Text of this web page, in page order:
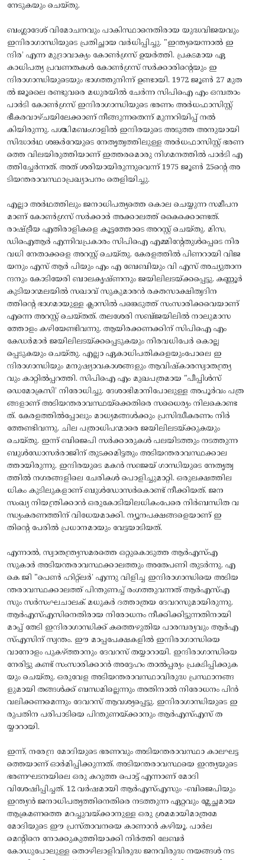
നേടുകയും ചെയ്തു.
ബംഗ്ലാദേശ് വിമോചനവും പാകിസ്ഥാനെതിരായ യുദ്ധവിജയവും
ഇന്ദിരാഗാന്ധിയുടെ പ്രതിച്ഛായ വർധിപ്പിച്ചു. "ഇന്ത്യയെന്നാൽ ഇ
ന്ദിര’ എന്ന മുദ്രാവാക്യം കോൺഗ്രസ് ഉയർത്തി. പ്രകടമായ ഏ
കാധിപത്യ പ്രവണതകൾ കോൺഗ്രസ് സർക്കാരിന്റെയും ഇ
ന്ദിരാഗാന്ധിയുടെയും ഭാഗത്തുനിന്ന്‌ ഉണ്ടായി. 1972 ജൂൺ 27 മുത
ൽ ജൂലൈ രണ്ടുവരെ മധുരയിൽ ചേർന്ന സിപിഐ എം ഒമ്പതാം
പാർടി കോൺഗ്രസ് ഇന്ദിരാഗാന്ധിയുടെ ഭരണം അർധഫാസിസ്റ്റ്
ഭീകരവാഴ്ചയിലേക്കാണ് നീങ്ങുന്നതെന്ന് മുന്നറിയിപ്പ് നൽ
കിയിരുന്നു. പശ്ചിമബംഗാളിൽ ഇന്ദിരയുടെ അടുത്ത അനുയായി
സിദ്ധാർഥ ശങ്കർറേയുടെ നേതൃത്വത്തിലുള്ള അർധഫാസിസ്റ്റ് ഭരണ
ത്തെ വിലയിരുത്തിയാണ് ഇത്തരമൊരു നിഗമനത്തിൽ പാർടി എ
ത്തിച്ചേർന്നത്. അത്‌ ശരിയായിരുന്നുവെന്ന് 1975 ജൂൺ 25ന്റെ അ
ടിയന്തരാവസ്ഥാപ്രഖ്യാപനം തെളിയിച്ചു.
എല്ലാ അർഥത്തിലും ജനാധിപത്യത്തെ കൊല ചെയ്യുന്ന സമീപന
മാണ് കോൺഗ്രസ് സർക്കാർ അക്കാലത്ത് കൈക്കൊണ്ടത്.
രാഷ്ട്രീയ എതിരാളികളെ കൂട്ടത്തോടെ അറസ്റ്റ് ചെയ്തു. മിസ,
ഡിഐആർ എന്നിവപ്രകാരം സിപിഐ എമ്മിന്റേതുൾപ്പെടെ നിര
വധി നേതാക്കളെ അറസ്റ്റ് ചെയ്തു. കേരളത്തിൽ പിണറായി വിജ
യനും എസ് ആർ പിയും എം എ ബേബിയും വി എസ് അച്യുതാന
ന്ദനും കോടിയേരി ബാലകൃഷ്ണനും ജയിലിലടയ്ക്കപ്പെട്ടു. കണ്ണൂർ
കുടിയാന്മലയിൽ സഖാവ് സുകുമാരൻ രക്തസാക്ഷിത്വദിന
ത്തിന്റെ ഭാഗമായുള്ള ക്ലാസിൽ പങ്കെടുത്ത് സംസാരിക്കവെയാണ്
എന്നെ അറസ്റ്റ് ചെയ്തത്. തലശേരി സബ്ജയിലിൽ നാലുമാസ
ത്തോളം കഴിയേണ്ടിവന്നു. ആയിരക്കണക്കിന് സിപിഐ എം
കേഡർമാർ ജയിലിലടയ്ക്കപ്പെടുകയും നിരവധിപേർ കൊല്ല
പ്പെടുകയും ചെയ്തു. എല്ലാ ഏകാധിപതികളെയുംപോലെ ഇ
ന്ദിരാഗാന്ധിയും മനുഷ്യാവകാശങ്ങളും ആവിഷ്കാരസ്വാതന്ത്ര്യ
വും കാറ്റിൽപ്പറത്തി. സിപിഐ എം മുഖപത്രമായ "പീപ്പിൾസ്
ഡെമോക്രസി’ നിരോധിച്ചു. ദേശാഭിമാനിപോലുള്ള അപൂർവം പത്ര
ങ്ങളാണ് അടിയന്തരാവസ്ഥയ്‌ക്കെതിരെ സധൈര്യം നിലകൊണ്ട
ത്. കേരളത്തിൽപ്പോലും മാധ്യമങ്ങൾക്കും പ്രസിദ്ധീകരണം നിർ
ത്തേണ്ടിവന്നു. ചില പത്രാധിപന്മാരെ ജയിലിലടയ്ക്കുകയും
ചെയ്തു. ഇന്ന് ബിജെപി സർക്കാരുകൾ പലയിടത്തും നടത്തുന്ന
ബുൾഡോസർരാജിന് തുടക്കമിട്ടതും അടിയന്തരാവസ്ഥക്കാല
ത്തായിരുന്നു. ഇന്ദിരയുടെ മകൻ സഞ്ജയ് ഗാന്ധിയുടെ നേതൃത്വ
ത്തിൽ നഗരങ്ങളിലെ ചേരികൾ പൊളിച്ചുമാറ്റി. ഒരുലക്ഷത്തില
ധികം കുടിലുകളാണ് ബുൾഡോസർകൊണ്ട്‌ നീക്കിയത്‌. ജന
സംഖ്യ നിയന്ത്രിക്കാൻ ഒരുകോടിയിലധികംപേരെ നിർബന്ധിത വ
ന്ധ്യംകരണത്തിന് വിധേയമാക്കി. ന്യൂനപക്ഷങ്ങളെയാണ് ഇ
തിന്റെ പേരിൽ പ്രധാനമായും വേട്ടയാടിയത്.
എന്നാൽ, സ്വാതന്ത്ര്യസമരത്തെ ഒറ്റുകൊടുത്ത ആർഎസ്എ
സുകാർ അടിയന്തരാവസ്ഥക്കാലത്തും അതേപണി തുടർന്നു. എ
കെ ജി "പെൺ ഹിറ്റ്‌ലർ’ എന്നു വിളിച്ച ഇന്ദിരാഗാന്ധിയെ അടിയ
ന്തരാവസ്ഥക്കാലത്ത് പിന്തുണച്ച് രംഗത്തുവന്നത് ആർഎസ്എ
സും സർസംഘചാലക് മധുകർ ദത്താത്രയ ദേവറസുമായിരുന്നു.
ആർഎസ്എസിനെതിരായ നിരോധനം നീക്കിക്കിട്ടുന്നതിനായി
മാപ്പ് തേടി ഇന്ദിരാഗാന്ധിക്ക് കത്തെഴുതിയ പാരമ്പര്യവും ആർഎ
സ്എസിന് സ്വന്തം. ഈ മാപ്പപേക്ഷകളിൽ ഇന്ദിരാഗാന്ധിയെ
വാനോളം പുകഴ്ത്താനും ദേവറസ് തയ്യാറായി. ഇന്ദിരാഗാന്ധിയെ
നേരിട്ടു കണ്ട് സംസാരിക്കാൻ അദ്ദേഹം താൽപ്പര്യം പ്രകടിപ്പിക്കുക
യും ചെയ്തു. ഒരുവേള അടിയന്തരാവസ്ഥാവിരുദ്ധ പ്രസ്ഥാനങ്ങ
ളുമായി തങ്ങൾക്ക് ബന്ധമില്ലെന്നും അതിനാൽ നിരോധനം പിൻ
വലിക്കണമെന്നും ദേവറസ് ആവശ്യപ്പെട്ടു. ഇന്ദിരാഗാന്ധിയുടെ ഇ
രുപതിന പരിപാടിയെ പിന്തുണയ്‌ക്കാനും ആർഎസ്എസ് ത
യ്യാറായി.
ഇന്ന്, നരേന്ദ്ര മോദിയുടെ ഭരണവും അടിയന്തരാവസ്ഥാ കാലഘട്ട
ത്തെയാണ് ഓർമിപ്പിക്കുന്നത്. അടിയന്തരാവസ്ഥയെ ഇന്ത്യയുടെ
ഭരണഘടനയിലെ ഒരു കറുത്ത പൊട്ട് എന്നാണ് മോദി
വിശേഷിപ്പിച്ചത്. 12 വർഷമായി ആർ‌എസ്‌എസും -ബിജെപിയും
ഇന്ത്യൻ ജനാധിപത്യത്തിനെതിരെ നടത്തുന്ന ഏറ്റവും മ്ലേച്ഛമായ
ആക്രമണത്തെ മറച്ചുവയ്‌ക്കാനുള്ള ഒരു ശ്രമമായിമാത്രമേ
മോദിയുടെ ഈ പ്രസ്താവനയെ കാണാൻ കഴിയൂ. പാർല
മെന്റിനെ നോക്കുകുത്തിയാക്കി നിർത്തി ലേബർ
കോഡുപോലുള്ള തൊഴിലാളിവിരുദ്ധ ജനവിരുദ്ധ നയങ്ങൾ നട